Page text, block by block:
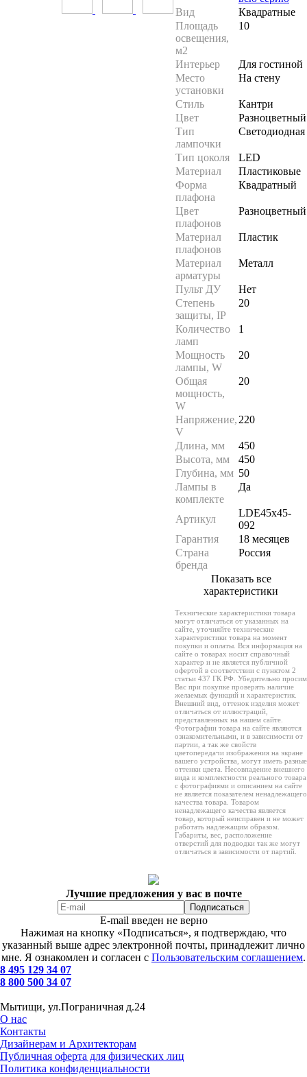
Вид
Квадратные
Площадь
освещения,
м2
10
Интерьер
Для гостиной
Место
установки
На стену
Стиль
Кантри
Цвет
Разноцветный
Тип
лампочки
Светодиодная
Тип цоколя
LED
Материал
Пластиковые
Форма
плафона
Квадратный
Цвет
плафонов
Разноцветный
Материал
плафонов
Пластик
Материал
арматуры
Металл
Пульт ДУ
Нет
Степень
защиты, IP
20
Количество
ламп
1
Мощность
лампы, W
20
Общая
мощность,
W
20
Напряжение,
V
220
Длина, мм
450
Высота, мм
450
Глубина, мм 50
Лампы в
комплекте
Да
Артикул
LDE45x45-
092
Гарантия
18 месяцев
Страна
бренда
Россия
Показать все
характеристики
Технические характеристики товара
могут отличаться от указанных на
сайте, уточняйте технические
характеристики товара на момент
покупки и оплаты. Вся информация на
сайте о товарах носит справочный
характер и не является публичной
офертой в соответствии с пунктом 2
статьи 437 ГК РФ. Убедительно просим
Вас при покупке проверять наличие
желаемых функций и характеристик.
Внешний вид, оттенок изделия может
отличаться от иллюстраций,
представленных на нашем сайте.
Фотографии товара на сайте являются
ознакомительными, и в зависимости от
партии, а так же свойств
цветопередачи изображения на экране
вашего устройства, могут иметь разные
оттенки цвета. Несовпадение внешнего
вида и комплектности реального товара
с фотографиями и описанием на сайте
не является показателем ненадлежащего
качества товара. Товаром
ненадлежащего качества является
товар, который неисправен и не может
работать надлежащим образом.
Габариты, вес, расположение
отверстий для подводки так же могут
отличаться в зависимости от партий.
Лучшие предложения у вас в почте
E-mail введен не верно
Нажимая на кнопку «Подписаться», я подтверждаю, что
указанный выше адрес электронной почты, принадлежит лично
мне. Я ознакомлен и согласен с Пользовательским соглашением.
8 495 129 34 07
8 800 500 34 07
Мытищи, ул.Пограничная д.24
О нас
Контакты
Дизайнерам и Архитекторам
Публичная оферта для физических лиц
Политика конфиденциальности